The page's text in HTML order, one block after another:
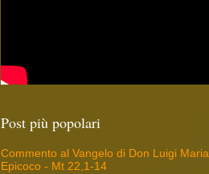
Post più popolari
Commento al Vangelo di Don Luigi Maria
Epicoco - Mt 22,1-14